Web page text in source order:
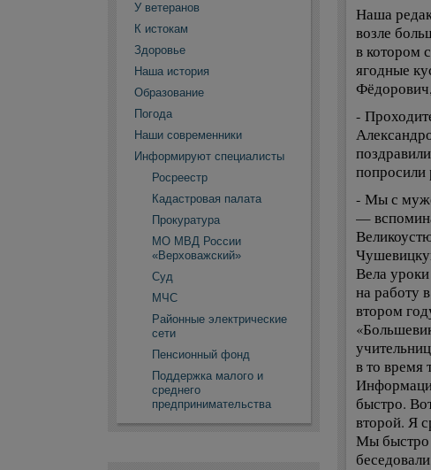
У ветеранов
К истокам
Здоровье
Наша история
Образование
Погода
Наши современники
Информируют специалисты
Росреестр
Кадастровая палата
Прокуратура
МО МВД России
«Верховажский»
Суд
МЧС
Районные электрические
сети
Пенсионный фонд
Поддержка малого и
среднего
предпринимательства
Наша
возле
в котором
ягодные
-
попросили
- Мы с
—
Вела
на работу
втором
в то время
быстро.
второй. Я
Мы быстро